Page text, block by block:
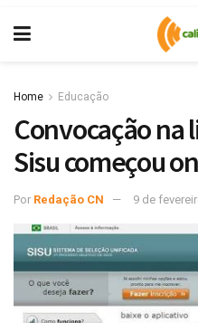
Home Educação
Convocação na
Sisu começou
Por Redação CN 9 de